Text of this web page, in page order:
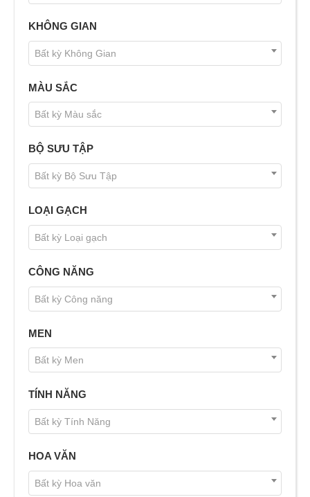
KHÔNG GIAN
Bất kỳ Không Gian
MÀU SẮC
Bất kỳ Màu sắc
BỘ SƯU TẬP
Bất kỳ Bộ Sưu Tập
LOẠI GẠCH
Bất kỳ Loại gạch
CÔNG NĂNG
Bất kỳ Công năng
MEN
Bất kỳ Men
TÍNH NĂNG
Bất kỳ Tính Năng
HOA VĂN
Bất kỳ Hoa văn